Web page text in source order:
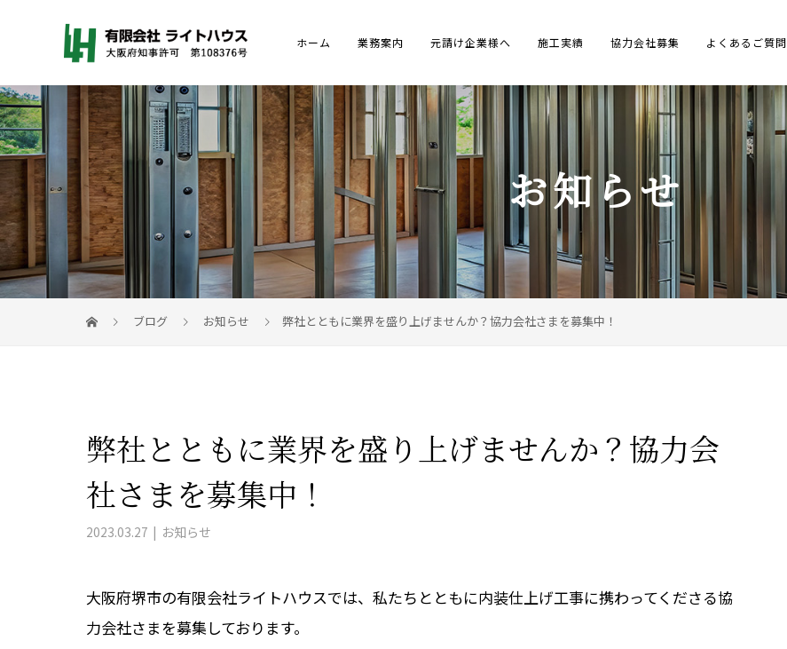
ホーム 業務案内 元請け企業様へ 施工実績 協力会社募集 よくあるご質問
お知らせ
ブログ お知らせ 弊社とともに業界を盛り上げませんか？協力会社さまを募集中！
弊社とともに業界を盛り上げませんか？協力会
社さまを募集中！
2023.03.27 お知らせ
大阪府堺市の有限会社ライトハウスでは、私たちとともに内装仕上げ工事に携わってくださる協
力会社さまを募集しております。